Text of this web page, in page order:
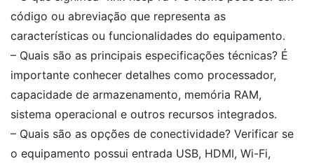
código ou abreviação que representa as
características ou funcionalidades do equipamento.
– Quais são as principais especificações técnicas? É
importante conhecer detalhes como processador,
capacidade de armazenamento, memória RAM,
sistema operacional e outros recursos integrados.
– Quais são as opções de conectividade? Verificar se
o equipamento possui entrada USB, HDMI, Wi-Fi,